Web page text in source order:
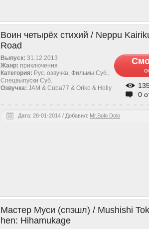
Воин четырёх стихий / Neppu
Road
Выпуск: 31.12.2013
Жанр: приключения
Категория: Рус. озвучка, Фильмы Суб.,
Спецвыпуски Cуб.
Озвучка: JAM & Cuba77 & Oriko & Holly
0
Дата: 28-01-2014 / Добавил: Mr.Solo Dolo
Мастер Муси (спэшл) / Mushishi
hen: Hihamukage